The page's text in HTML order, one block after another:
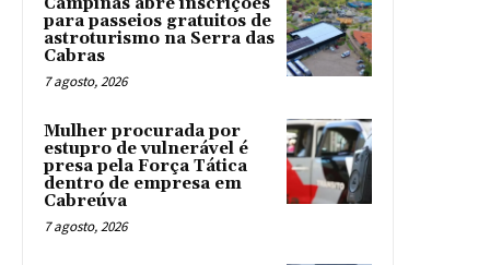
Campinas abre inscrições
para passeios gratuitos de
astroturismo na Serra das
Cabras
7 agosto, 2026
Mulher procurada por
estupro de vulnerável é
presa pela Força Tática
dentro de empresa em
Cabreúva
7 agosto, 2026